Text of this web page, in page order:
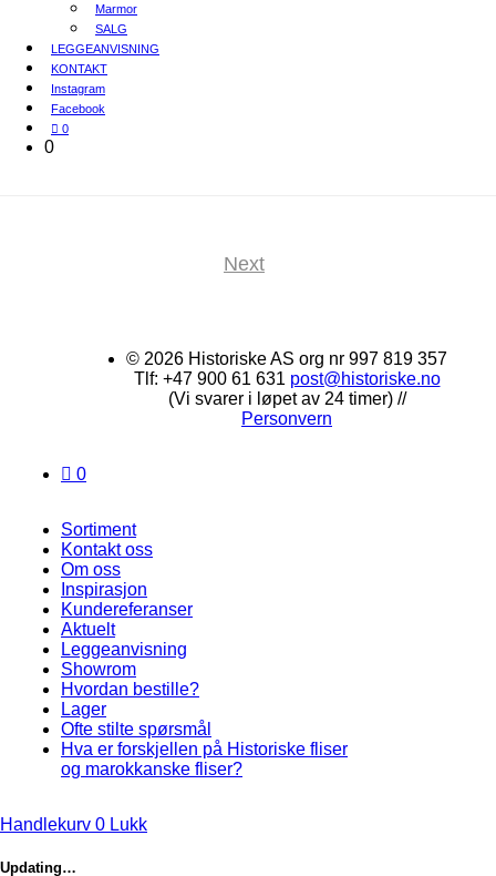
Marmor
SALG
LEGGEANVISNING
KONTAKT
Instagram
Facebook
0
0
Next
© 2026 Historiske AS org nr 997 819 357
Tlf: +47 900 61 631 post@historiske.no
(Vi svarer i løpet av 24 timer) //
Personvern
0
Sortiment
Kontakt oss
Om oss
Inspirasjon
Kundereferanser
Aktuelt
Leggeanvisning
Showrom
Hvordan bestille?
Lager
Ofte stilte spørsmål
Hva er forskjellen på Historiske fliser
og marokkanske fliser?
Handlekurv 0 Lukk
Updating…